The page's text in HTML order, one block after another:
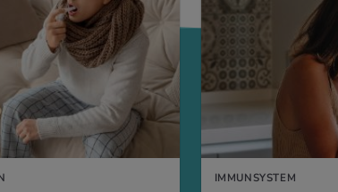
IMMUNSYSTEM